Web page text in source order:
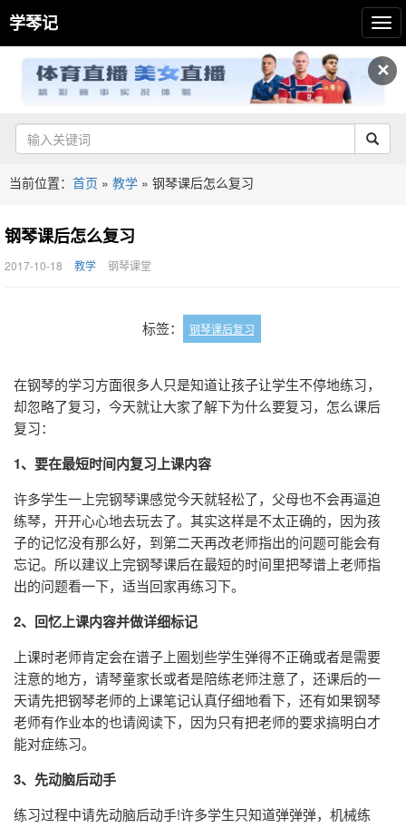
✕
学琴记
当前位置： 首页 » 教学 » 钢琴课后怎么复习
钢琴课后怎么复习
2017-10-18 教学 钢琴课堂
标签： 钢琴课后复习
在钢琴的学习方面很多人只是知道让孩子让学生不停地练习，
却忽略了复习，今天就让大家了解下为什么要复习，怎么课后
复习：
1、要在最短时间内复习上课内容
许多学生一上完钢琴课感觉今天就轻松了，父母也不会再逼迫
练琴，开开心心地去玩去了。其实这样是不太正确的，因为孩
子的记忆没有那么好，到第二天再改老师指出的问题可能会有
忘记。所以建议上完钢琴课后在最短的时间里把琴谱上老师指
出的问题看一下，适当回家再练习下。
2、回忆上课内容并做详细标记
上课时老师肯定会在谱子上圈划些学生弹得不正确或者是需要
注意的地方，请琴童家长或者是陪练老师注意了，还课后的一
天请先把钢琴老师的上课笔记认真仔细地看下，还有如果钢琴
老师有作业本的也请阅读下，因为只有把老师的要求搞明白才
能对症练习。
3、先动脑后动手
练习过程中请先动脑后动手!许多学生只知道弹弹弹，机械练